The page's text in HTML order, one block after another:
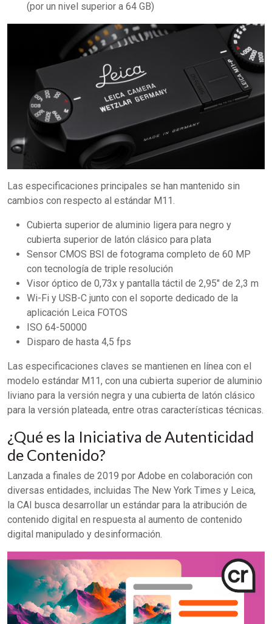
(por un nivel superior a 64 GB)
Las especificaciones principales se han mantenido sin
cambios con respecto al estándar M11.
Cubierta superior de aluminio ligera para negro y
cubierta superior de latón clásico para plata
Sensor CMOS BSI de fotograma completo de 60 MP
con tecnología de triple resolución
Visor óptico de 0,73x y pantalla táctil de 2,95" de 2,3 m
Wi-Fi y USB-C junto con el soporte dedicado de la
aplicación Leica FOTOS
ISO 64-50000
Disparo de hasta 4,5 fps
Las especificaciones claves se mantienen en línea con el
modelo estándar M11, con una cubierta superior de aluminio
liviano para la versión negra y una cubierta de latón clásico
para la versión plateada, entre otras características técnicas.
¿Qué es la Iniciativa de Autenticidad
de Contenido?
Lanzada a finales de 2019 por Adobe en colaboración con
diversas entidades, incluidas The New York Times y Leica,
la CAI busca desarrollar un estándar para la atribución de
contenido digital en respuesta al aumento de contenido
digital manipulado y desinformación.